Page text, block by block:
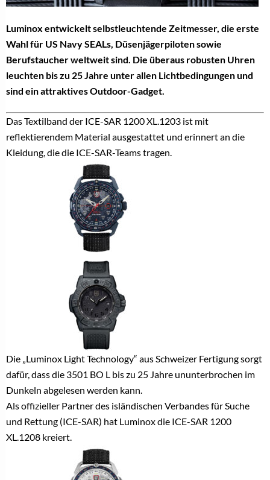
Luminox entwickelt selbstleuchtende Zeitmesser, die erste
Wahl für US Navy SEALs, Düsenjägerpiloten sowie
Berufstaucher weltweit sind. Die überaus robusten Uhren
leuchten bis zu 25 Jahre unter allen Lichtbedingungen und
sind ein attraktivesOutdoor-Gadget.
Das Textilband der ICE-SAR 1200 XL.1203 ist mit
reflektierendem Material ausgestattet und erinnert an die
Kleidung, die die ICE-SAR-Teams tragen.
Die „Luminox Light Technology“ aus Schweizer Fertigung sorgt
dafür, dass die 3501 BO L bis zu 25 Jahre ununterbrochen im
Dunkeln abgelesen werden kann.
Als offizieller Partner des isländischen Verbandes für Suche
und Rettung (ICE-SAR) hat Luminox die ICE-SAR 1200
XL.1208 kreiert.